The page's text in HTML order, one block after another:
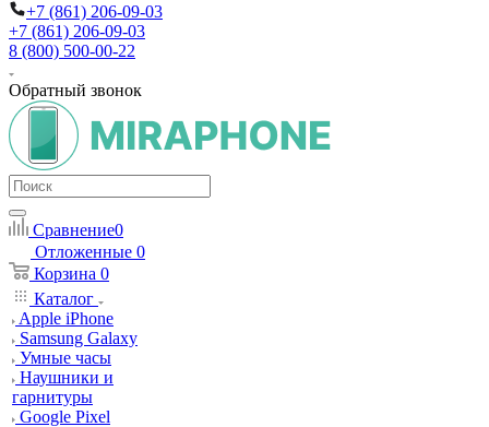
+7 (861) 206-09-03
+7 (861) 206-09-03
8 (800) 500-00-22
Обратный звонок
Сравнение0
Отложенные 0
Корзина 0
Каталог
Apple iPhone
Samsung Galaxy
Умные часы
Наушники и
гарнитуры
Google Pixel